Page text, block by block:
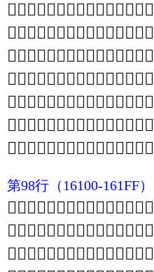
𖀼𖀽𖀾𖀿𖁀𖁁𖁂𖁃𖁄𖁅𖁆𖁇𖁈𖁉𖁊
𖁚𖁛𖁜𖁝𖁞𖁟𖁠𖁡𖁢𖁣𖁤𖁥𖁦𖁧𖁨
𖁸𖁹𖁺𖁻𖁼𖁽𖁾𖁿𖂀𖂁𖂂𖂃𖂄𖂅𖂆
𖂖𖂗𖂘𖂙𖂚𖂛𖂜𖂝𖂞𖂟𖂠𖂡𖂢𖂣𖂤
𖂴𖂵𖂶𖂷𖂸𖂹𖂺𖂻𖂼𖂽𖂾𖂿𖃀𖃁𖃂
𖃒𖃓𖃔𖃕𖃖𖃗𖃘𖃙𖃚𖃛𖃜𖃝𖃞𖃟𖃠
𖃰𖃱𖃲𖃳𖃴𖃵𖃶𖃷𖃸𖃹𖃺𖃻𖃼𖃽𖃾
第98行 （16100-161FF）
𖄀𖄁𖄂𖄃𖄄𖄅𖄆𖄇𖄈𖄉𖄊𖄋𖄌𖄍𖄎
𖄣𖄠𖄡𖄢𖄣𖄤𖄥𖄦𖄧𖄨𖄩𖄪𖄫𖄬
𖄼𖄽𖄾𖄿𖅀𖅁𖅂𖅃𖅄𖅅𖅆𖅇𖅈𖅉𖅊